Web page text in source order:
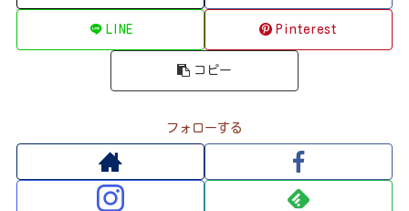
LINE Pinterest
コピー
フォローする